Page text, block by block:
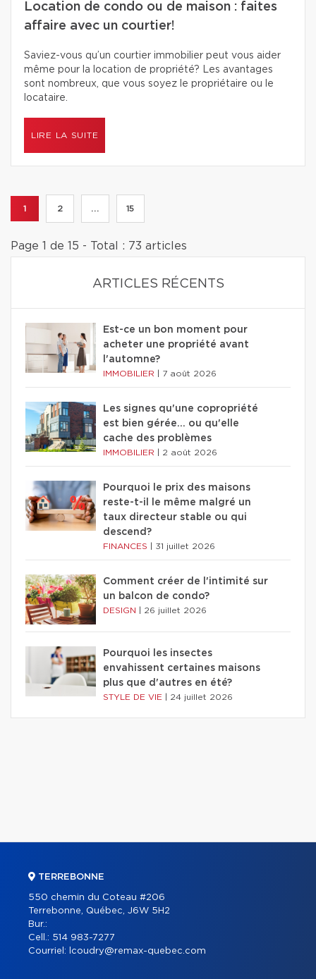
Location de condo ou de maison : faites
affaire avec un courtier!
Saviez-vous qu’un courtier immobilier peut vous aider
même pour la location de propriété? Les avantages
sont nombreux, que vous soyez le propriétaire ou le
locataire.
LIRE LA SUITE
1 2 ... 15
Page 1 de 15 - Total : 73 articles
ARTICLES RÉCENTS
Est-ce un bon moment pour
acheter une propriété avant
l'automne?
IMMOBILIER 7 août 2026
Les signes qu'une copropriété
est bien gérée… ou qu'elle
cache des problèmes
IMMOBILIER 2 août 2026
Pourquoi le prix des maisons
reste-t-il le même malgré un
taux directeur stable ou qui
descend?
FINANCES 31 juillet 2026
Comment créer de l'intimité sur
un balcon de condo?
DESIGN 26 juillet 2026
Pourquoi les insectes
envahissent certaines maisons
plus que d'autres en été?
STYLE DE VIE 24 juillet 2026
TERREBONNE
550 chemin du Coteau #206
Terrebonne, Québec, J6W 5H2
Bur.:
Cell.: 514 983-7277
Courriel:
lcoudry@remax-quebec.com